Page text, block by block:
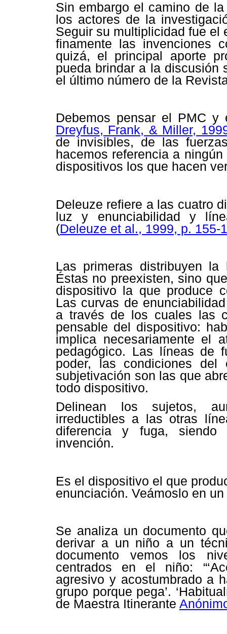
Sin embargo el camino de
los actores de la
Seguir su multiplicidad fue el
finamente las invenciones
quizá, el principal aporte
pueda brindar a la discusión
el último número de la
Debemos pensar el PMC
Dreyfus, Frank, & Miller,
de invisibles, de las
hacemos referencia a
dispositivos los que hacen
Deleuze refiere a las cuatro
luz y enunciabilidad y
(Deleuze et al., 1999, p. 155-
Las primeras distribuyen
Éstas no preexisten, sino
dispositivo la que produce
Las curvas de
a través de los cuales las
pensable del dispositivo:
implica necesariamente el
pedagógico. Las líneas de
poder, las condiciones
subjetivación son las que
todo dispositivo.
Delinean los sujetos,
irreductibles a las otras
diferencia y fuga, siendo
invención.
Es el dispositivo el que
enunciación. Veámoslo en
Se analiza un documento
derivar a un niño a un
documento vemos los
centrados en el niño:
agresivo y acostumbrado a
grupo porque pega’.
de Maestra Itinerante